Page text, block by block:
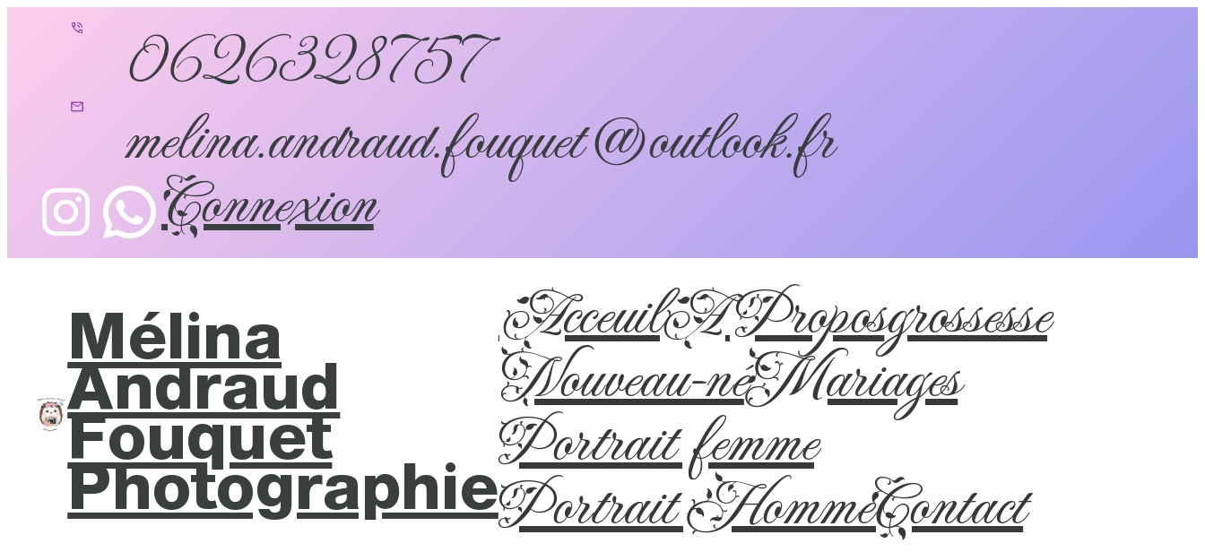
0626328757
melina.andraud.fouquet@outlook.fr
Connexion
Mélina
Andraud
Fouquet
Photographie
AcceuilA Proposgrossesse
Nouveau-néMariages
Portrait femme
Portrait HommeContact